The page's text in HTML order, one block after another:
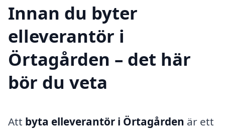
Innan du byter
elleverantör i
Örtagården – det här
bör du veta
Att byta elleverantör i Örtagården är ett